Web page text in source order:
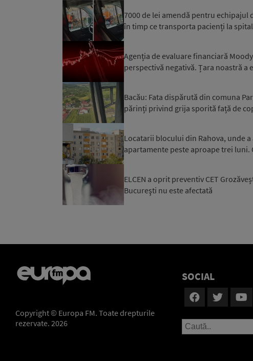
7000 de lei amendă pentru echipajul
în timp ce transporta pacienți la spital
Agenția de evaluare financiară
perspectivă negativă. Țara noastră
Bacău: Fata dispărută din comuna
părinți privind grija sporită față de
Locatarii blocului din Rahova, unde
apartamente peste aproape trei luni.
ELCEN a oprit preventiv CET
Bucureşti nu este afectată
Copyright © Europa FM. Toate drepturile
rezervate. 2026
SOCIAL